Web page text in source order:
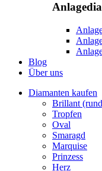
Blog
Über uns
Diamanten kaufen
Brillant
Tropfen
Oval
Smaragd
Marquise
Prinzess
Herz